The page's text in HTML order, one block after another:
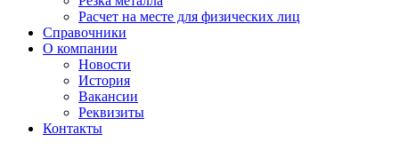
Расчет на месте для физических лиц
Справочники
О компании
Новости
История
Вакансии
Реквизиты
Контакты